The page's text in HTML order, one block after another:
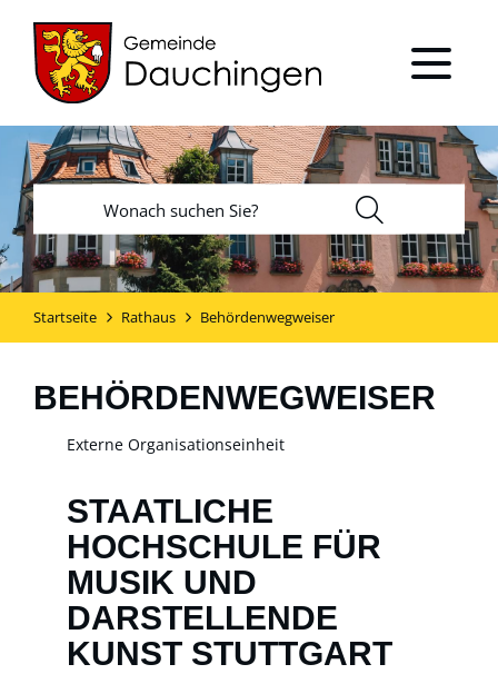
Startseite Rathaus Behördenwegweiser
BEHÖRDENWEGWEISER
Externe Organisationseinheit
STAATLICHE
HOCHSCHULE FÜR
MUSIK UND
DARSTELLENDE
KUNST STUTTGART